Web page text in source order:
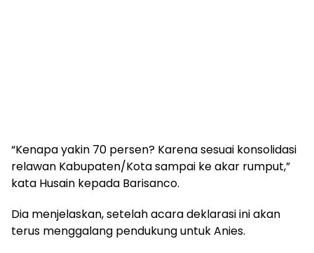
“Kenapa yakin 70 persen? Karena sesuai konsolidasi
relawan Kabupaten/Kota sampai ke akar rumput,”
kata Husain kepada Barisanco.
Dia menjelaskan, setelah acara deklarasi ini akan
terus menggalang pendukung untuk Anies.